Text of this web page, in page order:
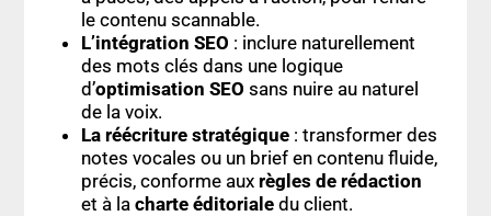
le contenu scannable.
L’intégration SEO : inclure naturellement
des mots clés dans une logique
d’optimisation SEO sans nuire au naturel
de la voix.
La réécriture stratégique: transformer des
notes vocales ou un brief en contenu fluide,
précis, conforme aux règles de rédaction
et à la charte éditorialedu client.